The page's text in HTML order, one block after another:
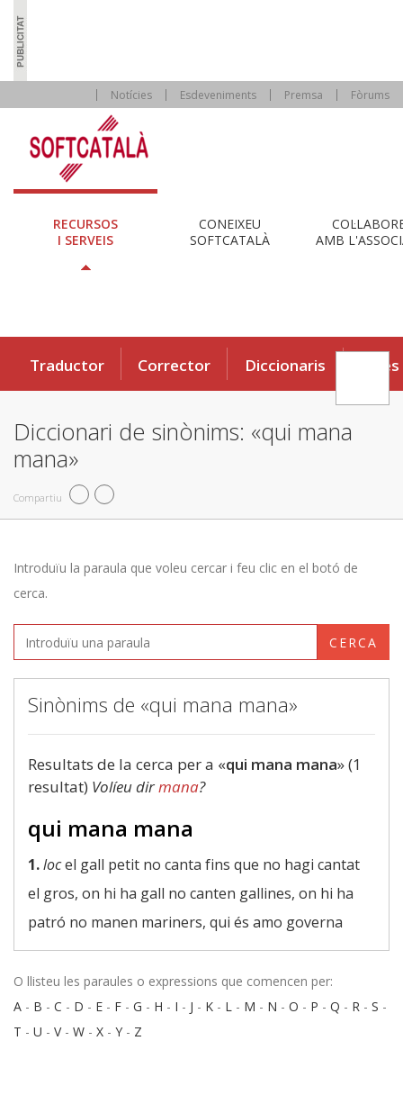
Notícies Esdeveniments Premsa Fòrums
RECURSOS
I SERVEIS
CONEIXEU
SOFTCATALÀ
AMB
Traductor Corrector Diccionaris Eines
Diccionari de sinònims: «qui mana
mana»
Compartiu
Introduïu la paraula que voleu cercar i feu clic en el botó de
cerca.
CERCA
Sinònims de «qui mana mana»
Resultats de la cerca per a «qui mana mana» (1
resultat) Volíeu dirmana?
qui mana mana
1.locel gall petit no canta fins que no hagi cantat
el gros, on hi ha gall no canten gallines, on hi ha
patró no manen mariners, qui és amo governa
O llisteu les paraules o expressions que comencen per:
A - B - C - D - E - F - G - H - I - J - K - L - M - N - O - P - Q - R - S -
T - U - V- W - X - Y - Z